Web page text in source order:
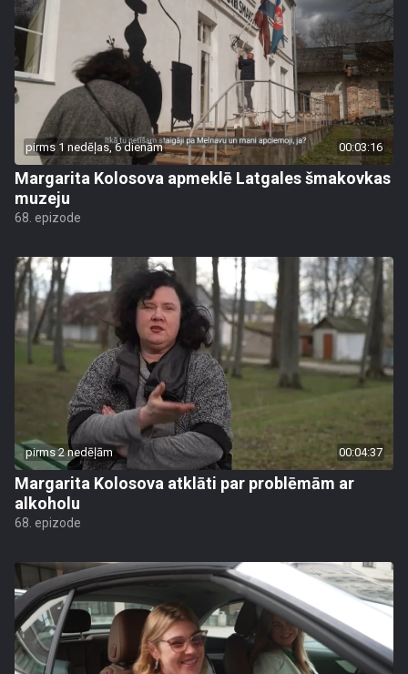
pirms 1 nedēļas, 6 dienām 00:03:16
Margarita Kolosova apmeklē Latgales šmakovkas
muzeju
68. epizode
pirms 2 nedēļām 00:04:37
Margarita Kolosova atklāti par problēmām ar
alkoholu
68. epizode